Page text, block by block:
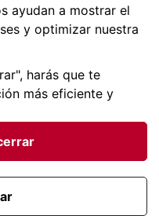
de datos | Política
ayudan a mostrar el
y optimizar nuestra
harás que te
más eficiente y